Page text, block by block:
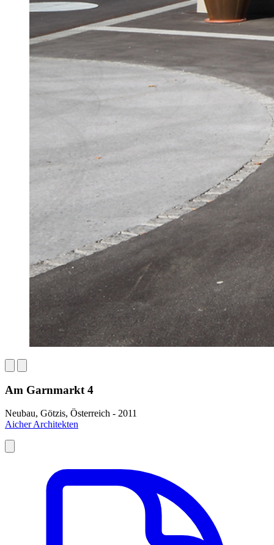
Am Garnmarkt 4
Neubau, Götzis, Österreich - 2011
Aicher Architekten